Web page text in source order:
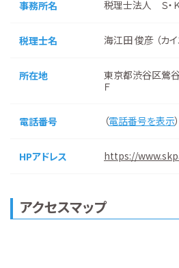
事務所名 税理士法人 Ｓ・
税理士名 海江田 俊彦 （カイ
所在地
東京都渋谷区鶯
Ｆ
電話番号 （電話番号を表示）
HPアドレス https://
アクセスマップ